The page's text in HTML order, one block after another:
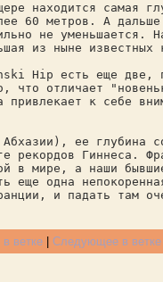
находится самая
60 метров. А
не уменьшается.
из ныне известных
Hip есть еще две,
отличает
к себе
ее глубина
рекордов Гиннеса.
в мире, а наши
еще одна
и падать там
ветке| Следующее в ветке